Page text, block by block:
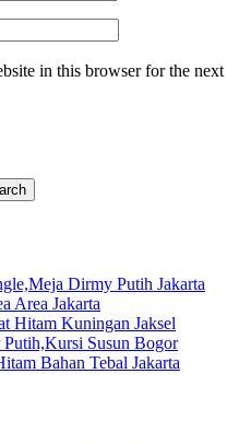
in this browser for the next
Dirmy Putih Jakarta
Area Jakarta
Hitam Kuningan Jaksel
Susun Bogor
Bahan Tebal Jakarta